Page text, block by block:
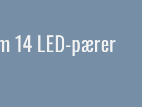
14 LED-pærer